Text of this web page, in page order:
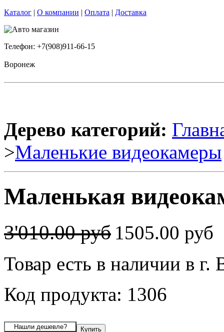
Каталог | О компании | Оплата | Доставка
Телефон: +7(908)911-66-15
Воронеж
Дерево категорий:
>Маленькие видеокамеры
Маленькая
3'010.00 руб 1505.00 руб
Товар есть в наличии в г.
Код продукта: 1306